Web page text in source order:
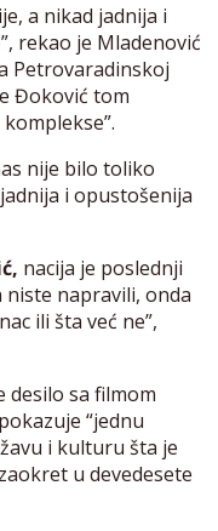
a nikad jadnija i
rekao je Mladenović
Petrovaradinskoj
Đoković tom
nije bilo toliko
i opustošenija
nacija je poslednji
niste napravili, onda
ili šta već ne”,
desilo sa filmom
“jednu
i kulturu šta je
u devedesete